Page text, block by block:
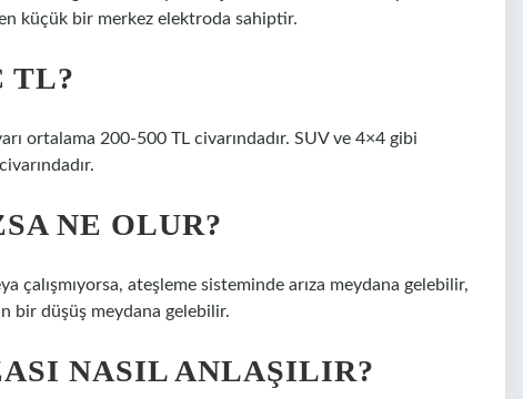
küçük bir merkez elektroda sahiptir.
TL?
ortalama 200-500 TL civarındadır. SUV ve 4×4 gibi
NE OLUR?
çalışmıyorsa, ateşleme sisteminde arıza meydana gelebilir,
bir düşüş meydana gelebilir.
NASIL ANLAŞILIR?